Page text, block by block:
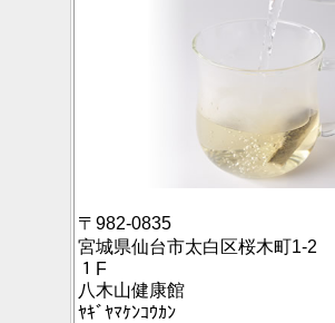
〒982-0835
宮城県仙台市太白区桜木町1-2
１F
八木山健康館
ﾔｷﾞﾔﾏｹﾝｺｳｶﾝ